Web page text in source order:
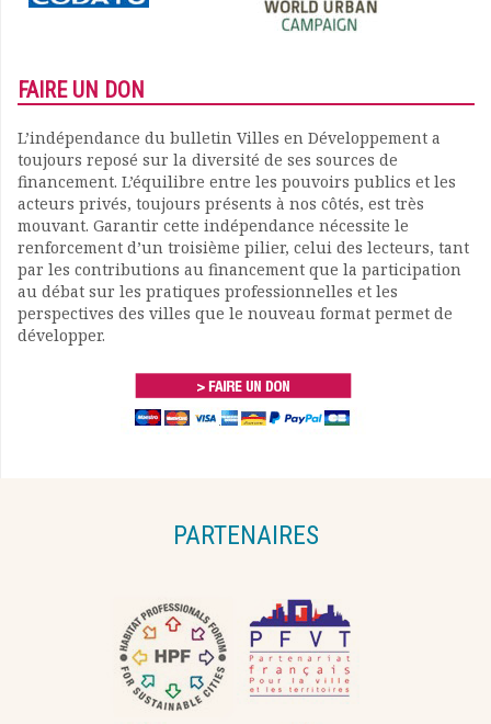
FAIRE UN DON
L’indépendance du bulletin Villes en Développement a
toujours reposé sur la diversité de ses sources de
financement. L’équilibre entre les pouvoirs publics et les
acteurs privés, toujours présents à nos côtés, est très
mouvant. Garantir cette indépendance nécessite le
renforcement d’un troisième pilier, celui des lecteurs, tant
par les contributions au financement que la participation
au débat sur les pratiques professionnelles et les
perspectives des villes que le nouveau format permet de
développer.
PARTENAIRES